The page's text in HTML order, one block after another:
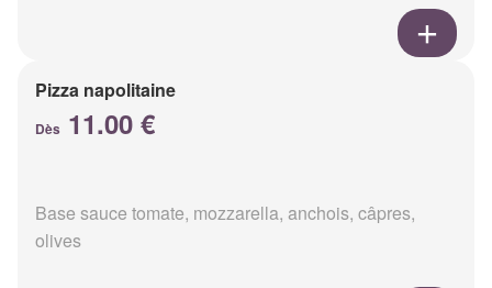
Pizza napolitaine
Dès 11.00 €
Base sauce tomate, mozzarella, anchois, câpres,
olives